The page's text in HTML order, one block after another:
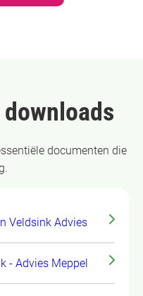
documenten die
Veldsink Advies
- Advies Meppel